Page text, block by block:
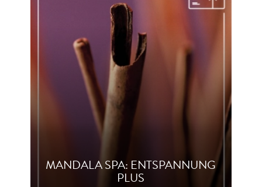
MANDALA SPA: ENTSPANNUNG
PLUS